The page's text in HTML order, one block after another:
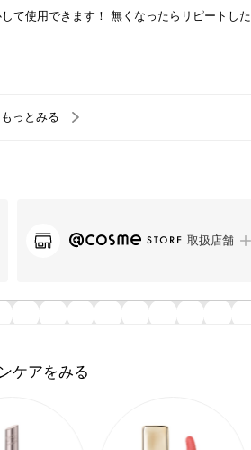
て使用できます！ 無くなったらリピートした
っとみる
取扱店舗
ケアをみる